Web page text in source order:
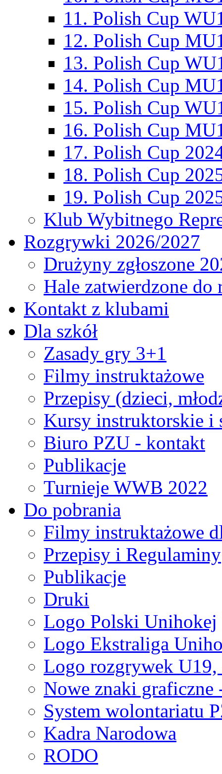
11. Polish Cup
12. Polish Cup
13. Polish Cup
14. Polish Cup
15. Polish Cup
16. Polish Cup
17. Polish Cup
18. Polish Cup
19. Polish Cup
Klub Wybitnego
Rozgrywki 2026/2027
Drużyny zgłoszone
Hale zatwierdzone
Kontakt z klubami
Dla szkół
Zasady gry 3+1
Filmy instruktażowe
Przepisy (dzieci,
Kursy instruktorskie i
Biuro PZU - kontakt
Publikacje
Turnieje WWB 2022
Do pobrania
Filmy instruktażowe
Przepisy i Regulaminy
Publikacje
Druki
Logo Polski Unihokej
Logo Ekstraliga
Logo rozgrywek
Nowe znaki graficzne
System wolontariatu
Kadra Narodowa
RODO